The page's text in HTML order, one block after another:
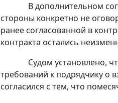
В дополнительном
стороны конкретно не
ранее согласованной в
контракта остались
Судом установлено,
требований к подрядчику о
согласился с тем, что